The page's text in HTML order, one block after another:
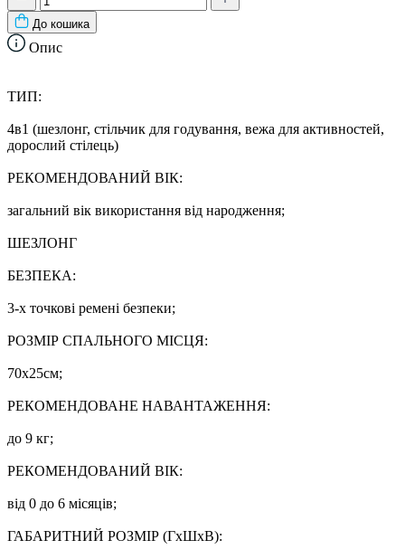
До кошика
Опис
ТИП:
4в1 (шезлонг, стільчик для годування, вежа для активностей,
дорослий стілець)
РЕКОМЕНДОВАНИЙ ВІК:
загальний вік використання від народження;
ШЕЗЛОНГ
БЕЗПЕКА:
3-х точкові ремені безпеки;
РОЗМІР СПАЛЬНОГО МІСЦЯ:
70х25см;
РЕКОМЕНДОВАНЕ НАВАНТАЖЕННЯ:
до 9 кг;
РЕКОМЕНДОВАНИЙ ВІК:
від 0 до 6 місяців;
ГАБАРИТНИЙ РОЗМІР (ГхШхВ):